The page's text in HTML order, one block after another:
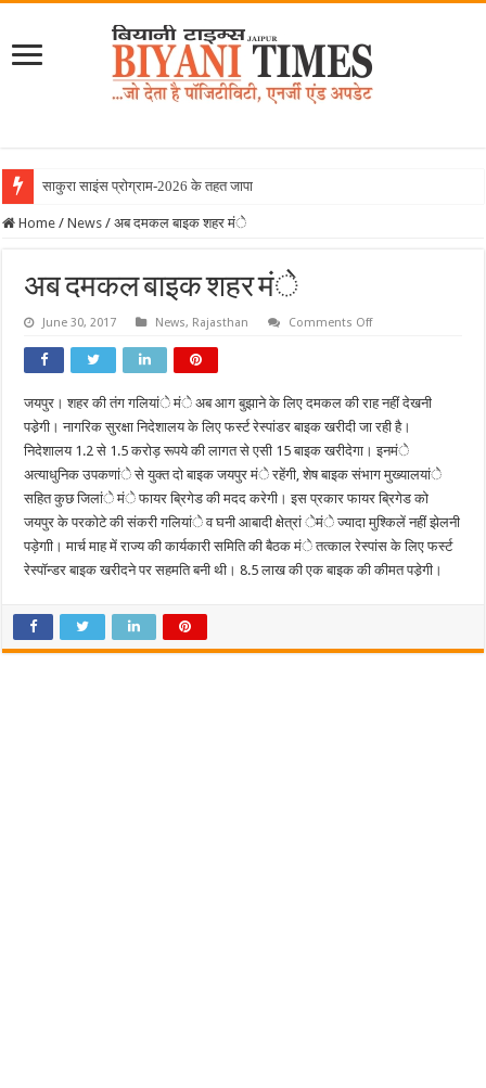
साकुरा साइंस प्रोग्राम-2026 के तहत जापान रवाना हुई
Home / News / अब दमकल बाइक शहर मंे
अब दमकल बाइक शहर मंे
June 30, 2017 News, Rajasthan Comments Offon
जयपुर। शहर की तंग गलियांे मंे अब आग बुझाने के लिए दमकल की राह नहीं देखनी
पडे़गी। नागरिक सुरक्षा निदेशालय के लिए फर्स्ट रेस्पांडर बाइक खरीदी जा रही है।
निदेशालय 1.2 से 1.5 करोड़ रूपये की लागत से एसी 15 बाइक खरीदेगा। इनमंे
अत्याधुनिक उपकणांे से युक्त दो बाइक जयपुर मंे रहेंगी, शेष बाइक संभाग मुख्यालयांे
सहित कुछ जिलांे मंे फायर ब्रिगेड की मदद करेगी। इस प्रकार फायर ब्रिगेड को
जयपुर के परकोटे की संकरी गलियांे व घनी आबादी क्षेत्रां ेमंे ज्यादा मुश्किलें नहीं झेलनी
पड़ेगाी। मार्च माह में राज्य की कार्यकारी समिति की बैठक मंे तत्काल रेस्पांस के लिए फर्स्ट
रेस्पॉन्डर बाइक खरीदने पर सहमति बनी थी। 8.5 लाख की एक बाइक की कीमत पडे़गी।